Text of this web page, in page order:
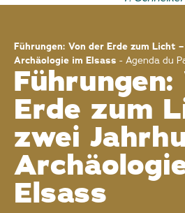
Führungen: Von der Erde zum Licht
Archäologie im Elsass - Agenda du
Erde zum
zwei
Elsass